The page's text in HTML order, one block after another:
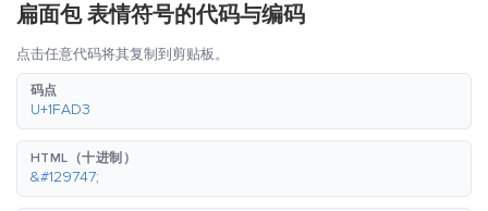
扁面包 表情符号的代码与编码
点击任意代码将其复制到剪贴板。
码点
U+1FAD3
HTML（十进制）
&#129747;